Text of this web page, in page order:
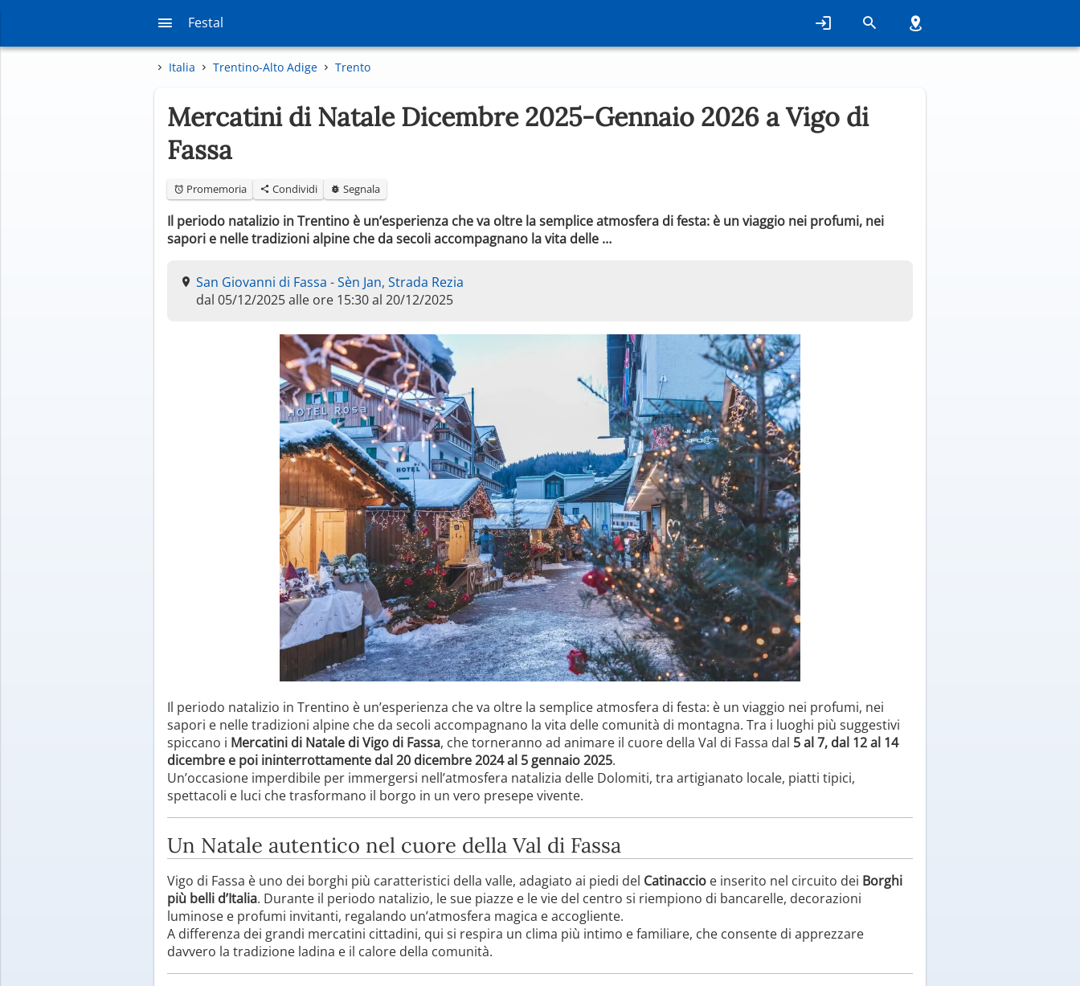
Festal
Italia Trentino-Alto Adige Trento
Mercatini di Natale Dicembre 2025-Gennaio 2026 a Vigo di
Fassa
Promemoria Condividi Segnala
Il periodo natalizio in Trentino è un’esperienza che va oltre la semplice atmosfera di festa: è un viaggio nei profumi, nei
sapori e nelle tradizioni alpine che da secoli accompagnano la vita delle …
San Giovanni di Fassa - Sèn Jan, Strada Rezia
dal 05/12/2025 alle ore 15:30 al 20/12/2025
Il periodo natalizio in Trentino è un’esperienza che va oltre la semplice atmosfera di festa: è un viaggio nei profumi, nei
sapori e nelle tradizioni alpine che da secoli accompagnano la vita delle comunità di montagna. Tra i luoghi più suggestivi
spiccano i Mercatini di Natale di Vigo di Fassa, che torneranno ad animare il cuore della Val di Fassa dal 5 al 7, dal 12 al 14
dicembre e poi ininterrottamente dal 20 dicembre 2024 al 5 gennaio 2025.
Un’occasione imperdibile per immergersi nell’atmosfera natalizia delle Dolomiti, tra artigianato locale, piatti tipici,
spettacoli e luci che trasformano il borgo in un vero presepe vivente.
Un Natale autentico nel cuore della Val di Fassa
Vigo di Fassa è uno dei borghi più caratteristici della valle, adagiato ai piedi del Catinaccio e inserito nel circuito dei Borghi
più belli d’Italia. Durante il periodo natalizio, le sue piazze e le vie del centro si riempiono di bancarelle, decorazioni
luminose e profumi invitanti, regalando un’atmosfera magica e accogliente.
A differenza dei grandi mercatini cittadini, qui si respira un clima più intimo e familiare, che consente di apprezzare
davvero la tradizione ladina e il calore della comunità.